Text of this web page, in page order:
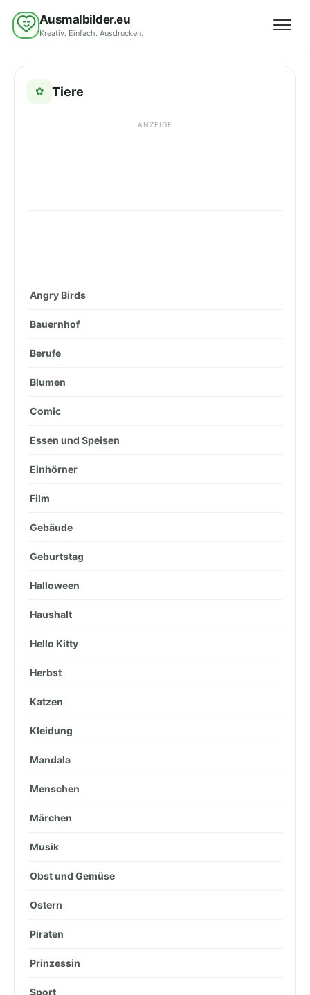
Ausmalbilder.eu
Kreativ. Einfach. Ausdrucken.
✿ Tiere
ANZEIGE
Angry Birds
Bauernhof
Berufe
Blumen
Comic
Essen und Speisen
Einhörner
Film
Gebäude
Geburtstag
Halloween
Haushalt
Hello Kitty
Herbst
Katzen
Kleidung
Mandala
Menschen
Märchen
Musik
Obst und Gemüse
Ostern
Piraten
Prinzessin
Sport